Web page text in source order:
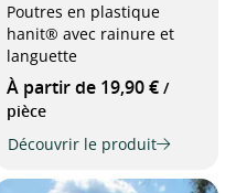
Poutres en plastique
hanit® avec rainure et
languette
À partir de 19,90 € /
pièce
Découvrir le produit